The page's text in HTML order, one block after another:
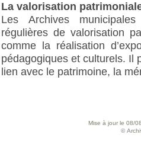
La valorisation
Les Archives
régulières de valorisation
comme la réalisation
pédagogiques et culturels. Il
lien avec le patrimoine, la
Mise à jour le 08/
©